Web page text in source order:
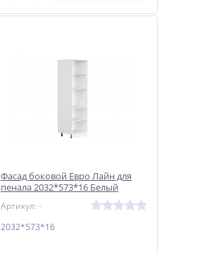
Фасад боковой Евро Лайн для
пенала 2032*573*16 Белый
Артикул: -
2032*573*16